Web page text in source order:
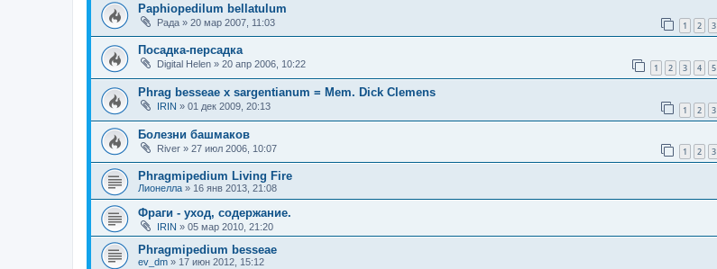
Paphiopedilum bellatulum
Рада » 20 мар 2007, 11:03 1 2 3
Посадка-персадка
Digital Helen » 20 апр 2006, 10:22 1 2 3 4 5
Phrag besseae x sargentianum = Mem. Dick Clemens
IRIN » 01 дек 2009, 20:13 1 2 3
Болезни башмаков
River » 27 июл 2006, 10:07 1 2 3
Phragmipedium Living Fire
Лионелла » 16 янв 2013, 21:08
Фраги - уход, содержание.
IRIN » 05 мар 2010, 21:20
Phragmipedium besseae
ev_dm » 17 июн 2012, 15:12